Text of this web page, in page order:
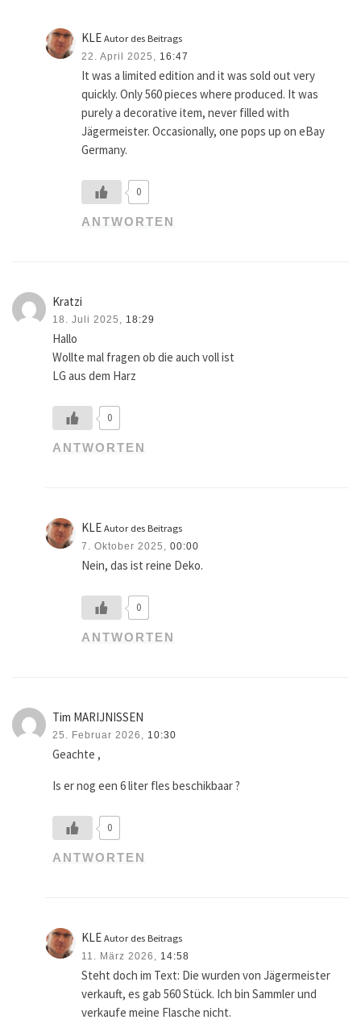
KLEAutor des Beitrags
22. April 2025, 16:47
It was a limited edition and it was sold out very
quickly. Only 560 pieces where produced. It was
purely a decorative item, never filled with
Jägermeister. Occasionally, one pops up on eBay
Germany.
0
ANTWORTEN
Kratzi
18. Juli 2025, 18:29
Hallo
Wollte mal fragen ob die auch voll ist
LG aus dem Harz
0
ANTWORTEN
KLEAutor des Beitrags
7. Oktober 2025, 00:00
Nein, das ist reine Deko.
0
ANTWORTEN
Tim MARIJNISSEN
25. Februar 2026, 10:30
Geachte ,
Is er nog een 6 liter fles beschikbaar ?
0
ANTWORTEN
KLEAutor des Beitrags
11. März 2026, 14:58
Steht doch im Text: Die wurden von Jägermeister
verkauft, es gab 560 Stück. Ich bin Sammler und
verkaufe meine Flasche nicht.